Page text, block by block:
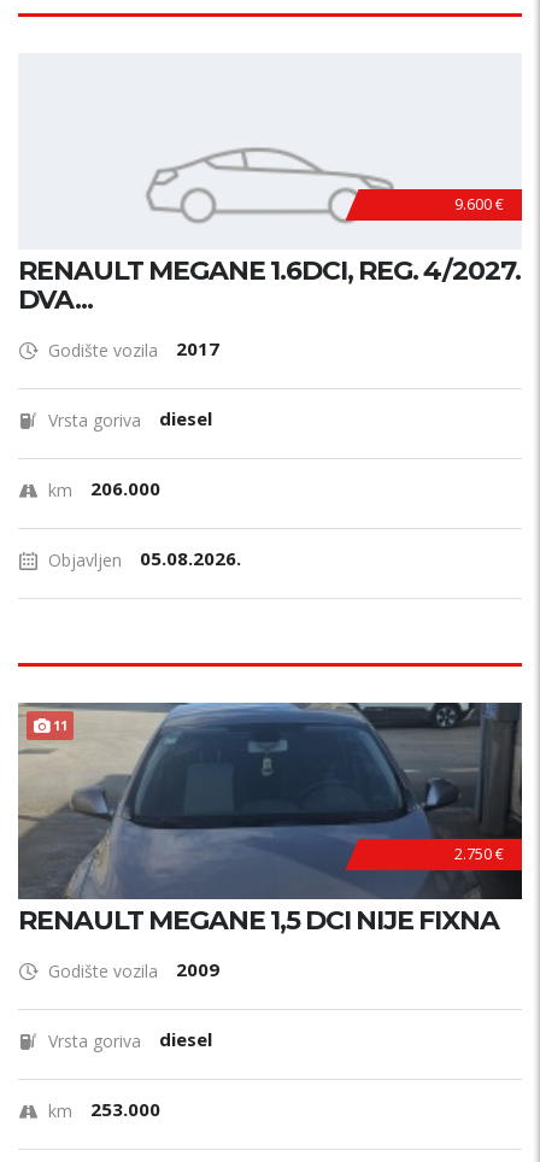
9.600 €
RENAULT MEGANE 1.6DCI, REG. 4/2027.
DVA...
Godište vozila 2017
Vrsta goriva diesel
km 206.000
Objavljen 05.08.2026.
11
2.750 €
RENAULT MEGANE 1,5 DCI NIJE FIXNA
Godište vozila 2009
Vrsta goriva diesel
km 253.000